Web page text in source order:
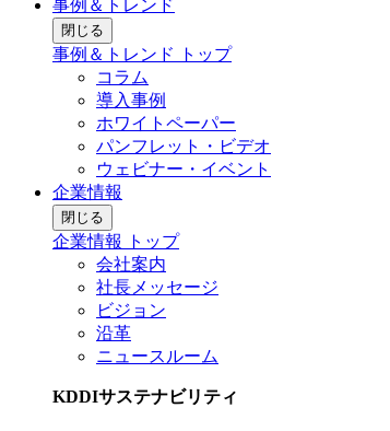
事例＆トレンド
閉じる
事例＆トレンド トップ
コラム
導入事例
ホワイトペーパー
パンフレット・ビデオ
ウェビナー・イベント
企業情報
閉じる
企業情報 トップ
会社案内
社長メッセージ
ビジョン
沿革
ニュースルーム
KDDIサステナビリティ